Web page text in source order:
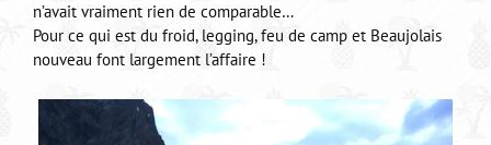
n’avait vraiment rien de comparable…
Pour ce qui est du froid, legging, feu de camp et Beaujolais
nouveau font largement l’affaire !